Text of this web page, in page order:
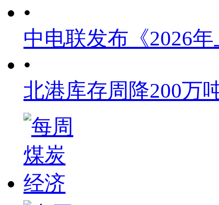
•
中电联发布《2026
•
北港库存周降200万